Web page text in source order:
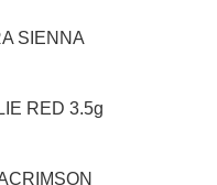
SIENNA
RED 3.5g